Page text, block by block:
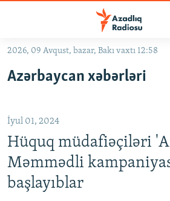
Əsas
qayıt
qayıt
Axtarışa
keç
#ƏSLINDƏ
FƏRQƏ BAX
QANUNI DOĞRU
ARAŞDIRMA
2026, 09 Avqust, bazar, Bakı vaxtı 12:58
Azərbaycan xəbərləri
İyul 01, 2024
Hüquq müdafiəçiləri
Məmmədli
başlayıblar